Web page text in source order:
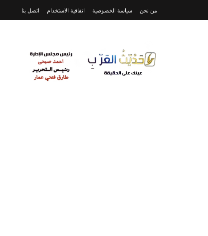
من نحن سياسة الخصوصية اتفاقية الاستخدام اتصل بنا